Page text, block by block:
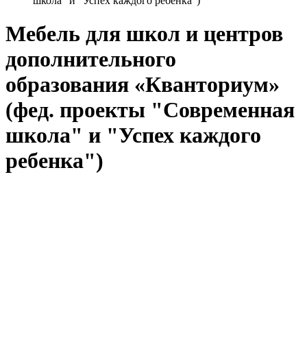
Мебель для школ и центров
дополнительного
образования «Кванториум»
(фед. проекты "Современная
школа" и "Успех каждого
ребенка")